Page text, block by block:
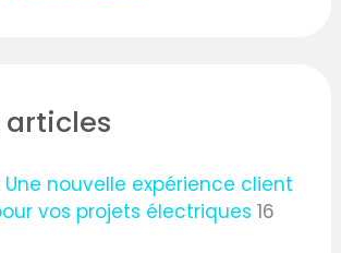
articles
Une nouvelle expérience client
vos projets électriques 16